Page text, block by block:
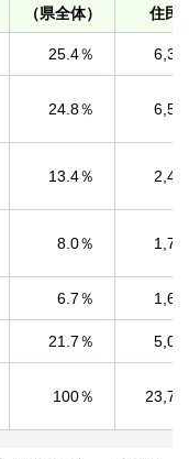
（県全体） 住民
25.4％
24.8％
13.4％
8.0％
6.7％
21.7％
100％